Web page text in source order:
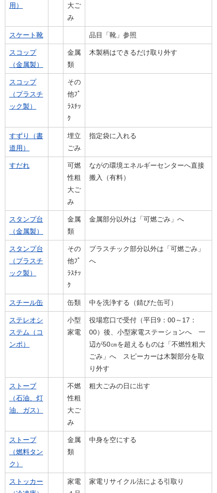
用）
大ご
み
スケート靴 品目「靴」参照
スコップ
（金属製）
金属
類
木製柄はできるだけ取り外す
スコップ
（プラスチ
ック製）
その
他ﾌﾟ
ﾗｽﾁｯ
ｸ
すずり（書
道用）
埋立
ごみ
指定袋に入れる
すだれ
可燃
性粗
大ご
み
ながの環境エネルギーセンターへ直接
搬入（有料）
スタンプ台
（金属製）
金属
類
金属部分以外は「可燃ごみ」へ
スタンプ台
（プラスチ
ック製）
その
他ﾌﾟ
ﾗｽﾁｯ
ｸ
プラスチック部分以外は「可燃ごみ」
へ
スチール缶 缶類 中を洗浄する（錆びた缶可）
ステレオシ
ステム（コ
ンポ）
小型
家電
役場窓口で受付（平日9：00～17：
00）後、小型家電ステーションへ 一
辺が50㎝を超えるものは「不燃性粗大
ごみ」へ スピーカーは木製部分を取
り外す
ストーブ
（石油、灯
油、ガス）
不燃
性粗
大ご
み
粗大ごみの日に出す
ストーブ
（燃料タン
ク）
金属
類
中身を空にする
ストッカー
家電
家電リサイクル法による引取り